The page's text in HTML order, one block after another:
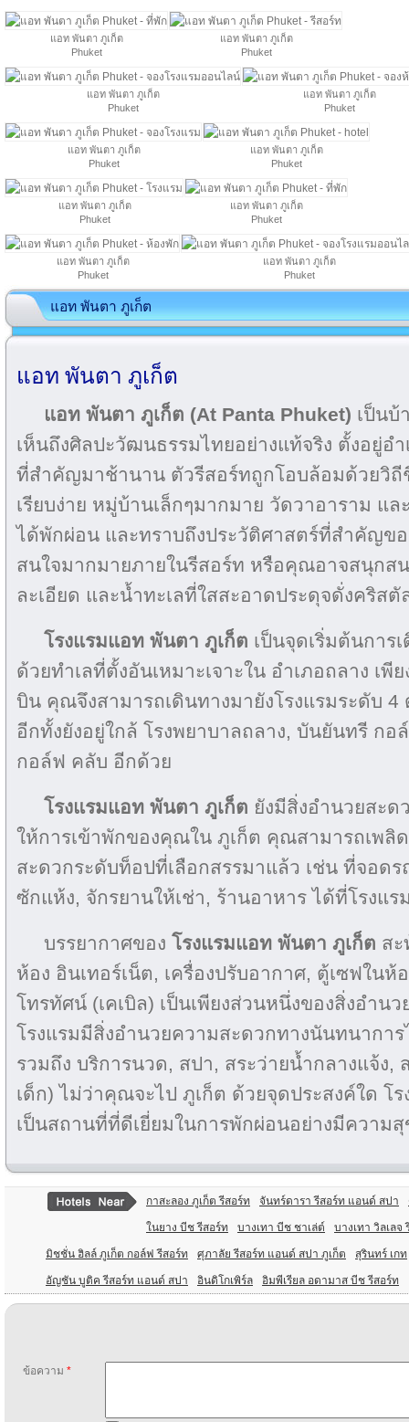
แอท พันตา ภูเก็ต
Phuket
แอท พันตา ภูเก็ต
Phuket
แอท พันตา ภูเก็ต
Phuket
แอท พันตา ภูเก็ต
Phuket
แอท พันตา ภูเก็ต
Phuket
แอท พันตา ภูเก็ต
Phuket
แอท พันตา ภูเก็ต
Phuket
แอท พันตา ภูเก็ต
Phuket
แอท พันตา ภูเก็ต
Phuket
แอท พันตา ภูเก็ต
Phuket
แอท พันตา ภูเก็ต
แอท พันตา ภูเก็ต
แอท พันตา ภูเก็ต (At Panta Phuket) เป็นบ้
เห็นถึงศิลปะวัฒนธรรมไทยอย่างแท้จริง ตั้งอยู่อ
ที่สำคัญมาช้านาน ตัวรีสอร์ทถูกโอบล้อมด้วยวิถี
เรียบง่าย หมู่บ้านเล็กๆมากมาย วัดวาอาราม แ
ได้พักผ่อน และทราบถึงประวัติศาสตร์ที่สำคัญข
สนใจมากมายภายในรีสอร์ท หรือคุณอาจสนุกส
ละเอียด และน้ำทะเลที่ใสสะอาดประดุจดั่งคริสตั
โรงแรมแอท พันตา ภูเก็ต เป็นจุดเริ่มต้นการ
ด้วยทำเลที่ตั้งอันเหมาะเจาะใน อำเภอถลาง เพี
บิน คุณจึงสามารถเดินทางมายังโรงแรมระดับ 4
อีกทั้งยังอยู่ใกล้ โรงพยาบาลถลาง, บันยันทรี ก
กอล์ฟ คลับ อีกด้วย
โรงแรมแอท พันตา ภูเก็ต ยังมีสิ่งอำนวยสะ
ให้การเข้าพักของคุณใน ภูเก็ต คุณสามารถเพลิ
สะดวกระดับท็อปที่เลือกสรรมาแล้ว เช่น ที่จอด
ซักแห้ง, จักรยานให้เช่า, ร้านอาหาร ได้ที่โรงแร
บรรยากาศของ โรงแรมแอท พันตา ภูเก็ต ส
ห้อง อินเทอร์เน็ต, เครื่องปรับอากาศ, ตู้เซฟในห้
โทรทัศน์ (เคเบิล) เป็นเพียงส่วนหนึ่งของสิ่งอำน
โรงแรมมีสิ่งอำนวยความสะดวกทางนันทนากา
รวมถึง บริการนวด, สปา, สระว่ายน้ำกลางแจ้ง,
เด็ก) ไม่ว่าคุณจะไป ภูเก็ต ด้วยจุดประสงค์ใด โ
เป็นสถานที่ที่ดีเยี่ยมในการพักผ่อนอย่างมีความ
กาสะลอง ภูเก็ต รีสอร์ท จันทร์ดารา รีสอร์ท แอนด์ สปา
ในยาง บีช รีสอร์ท บางเทา บีช ชาเล่ต์ บางเทา วิลเลจ
มิชชั่น ฮิลล์ ภูเก็ต กอล์ฟ รีสอร์ท ศุภาลัย รีสอร์ท แอนด์ สปา ภูเก็ต สุรินทร์ เกท
อัญชัน บูติค รีสอร์ท แอนด์ สปา อินดิโกเพิร์ล อิมพีเรียล อดามาส บีช รีสอร์ท
ข้อความ *